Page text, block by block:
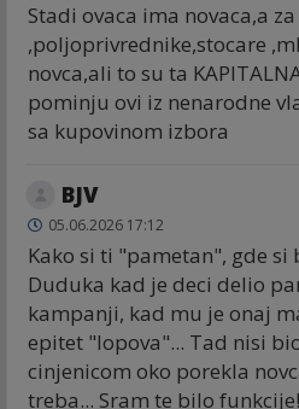
Stadi ovaca ima novaca,a
,poljoprivrednike,stocare
novca,ali to su ta
pominju ovi iz nenarodne
sa kupovinom izbora
BJV
05.06.2026 17:12
Kako si ti "pametan", gde si
Duduka kad je deci delio
kampanji, kad mu je onaj
epitet "lopova"... Tad nisi
cinjenicom oko porekla
treba... Sram te bilo